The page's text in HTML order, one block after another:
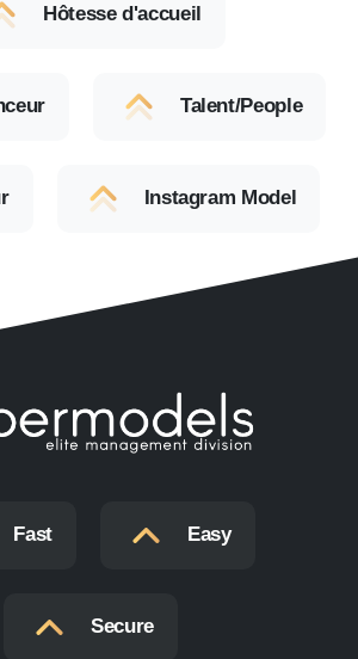
Hôtesse d'accueil
Talent/People
Instagram Model
Fast Easy
Secure